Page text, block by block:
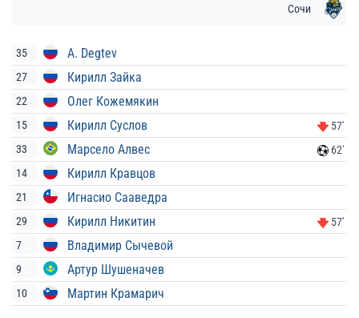
Сочи
35 A. Degtev
27 Кирилл Зайка
22 Олег Кожемякин
15 Кирилл Суслов
57'
33
Марсело Алвес
62'
14
Кирилл Кравцов
21 Игнасио Сааведра
29 Кирилл Никитин
57'
7
Владимир Сычевой
9 Артур Шушеначев
10 Мартин Крамарич